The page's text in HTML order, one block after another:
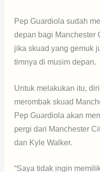
Pep Guardiola sudah
depan bagi Manchester
jika skuad yang gemuk
timnya di musim depan.
Untuk melakukan itu,
merombak skuad
Pep Guardiola akan
pergi dari Manchester
dan Kyle Walker.
“Saya tidak ingin